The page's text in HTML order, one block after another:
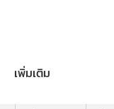
เพิ่มเติม